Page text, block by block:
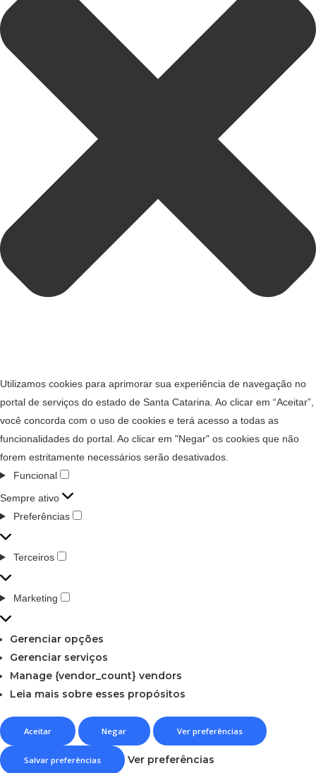
Utilizamos cookies para aprimorar sua experiência de navegação no
portal de serviços do estado de Santa Catarina. Ao clicar em “Aceitar”,
você concorda com o uso de cookies e terá acesso a todas as
funcionalidades do portal. Ao clicar em "Negar" os cookies que não
forem estritamente necessários serão desativados.
Funcional
Sempre ativo
Preferências
Terceiros
Marketing
Gerenciar opções
Gerenciar serviços
Manage {vendor_count} vendors
Leia mais sobre esses propósitos
Aceitar Negar Ver preferências
Salvar preferências Ver preferências